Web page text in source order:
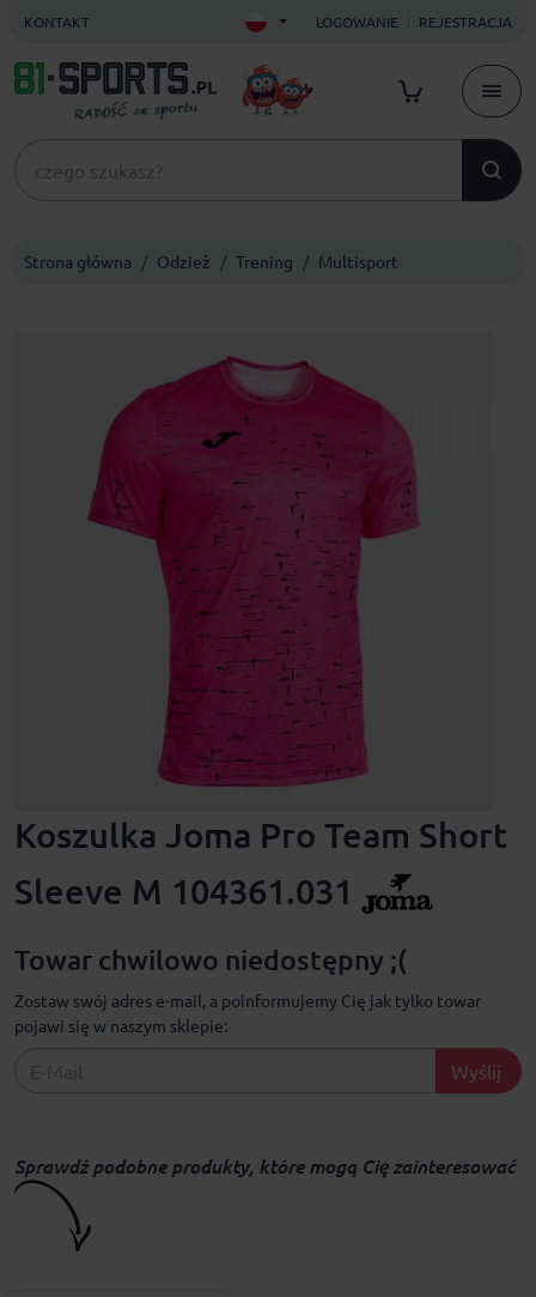
KONTAKT LOGOWANIE REJESTRACJA
Strona główna Odzież Trening Multisport
Koszulka Joma Pro Team Short
Sleeve M 104361.031
Towar chwilowo niedostępny ;(
Zostaw swój adres e-mail, a poinformujemy Cię jak tylko towar
pojawi się w naszym sklepie:
Wyślij
Sprawdź podobne produkty, które mogą Cię zainteresować